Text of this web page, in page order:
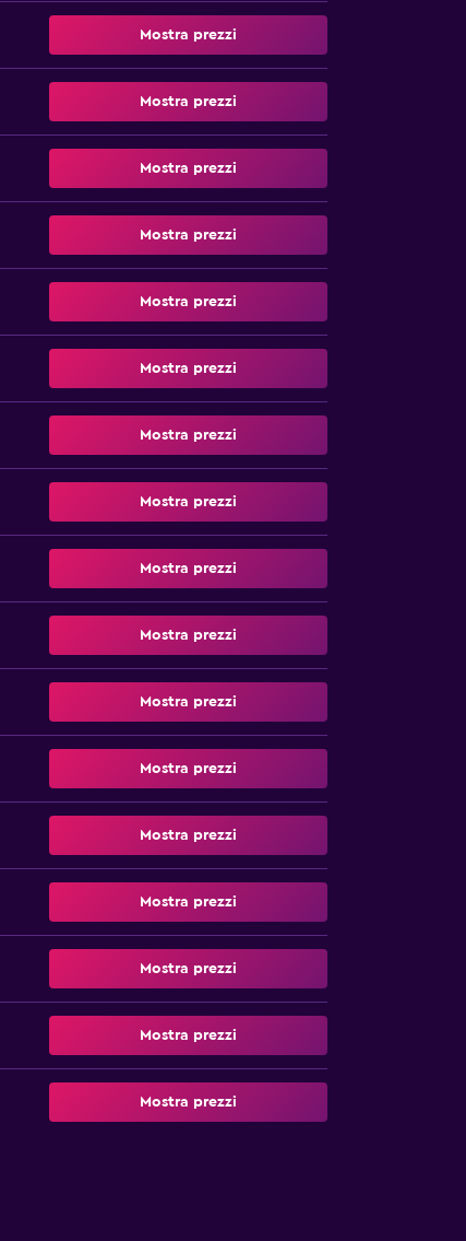
Mostra prezzi
Mostra prezzi
Mostra prezzi
Mostra prezzi
Mostra prezzi
Mostra prezzi
Mostra prezzi
Mostra prezzi
Mostra prezzi
Mostra prezzi
Mostra prezzi
Mostra prezzi
Mostra prezzi
Mostra prezzi
Mostra prezzi
Mostra prezzi
Mostra prezzi